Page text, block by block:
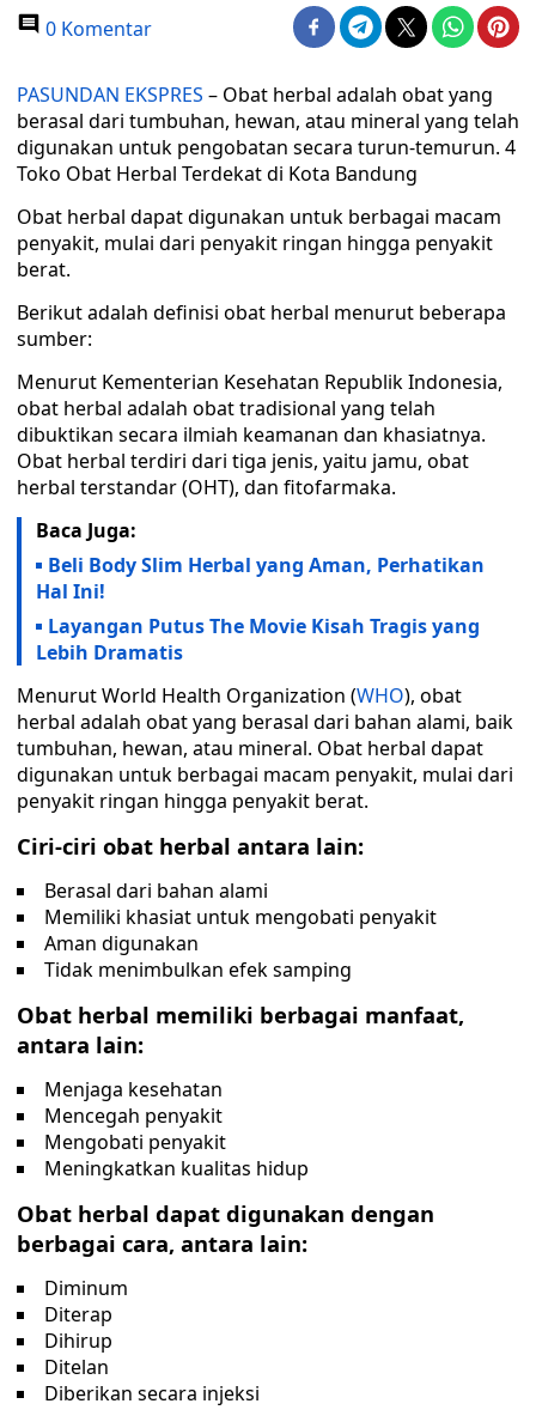
0 Komentar
PASUNDAN EKSPRES – Obat herbal adalah obat yang
berasal dari tumbuhan, hewan, atau mineral yang telah
digunakan untuk pengobatan secara turun-temurun. 4
Toko Obat Herbal Terdekat di Kota Bandung
Obat herbal dapat digunakan untuk berbagai macam
penyakit, mulai dari penyakit ringan hingga penyakit
berat.
Berikut adalah definisi obat herbal menurut beberapa
sumber:
Menurut Kementerian Kesehatan Republik Indonesia,
obat herbal adalah obat tradisional yang telah
dibuktikan secara ilmiah keamanan dan khasiatnya.
Obat herbal terdiri dari tiga jenis, yaitu jamu, obat
herbal terstandar (OHT), dan fitofarmaka.
Baca Juga:
Beli Body Slim Herbal yang Aman, Perhatikan
Hal Ini!
Layangan Putus The Movie Kisah Tragis yang
Lebih Dramatis
Menurut World Health Organization (WHO), obat
herbal adalah obat yang berasal dari bahan alami, baik
tumbuhan, hewan, atau mineral. Obat herbal dapat
digunakan untuk berbagai macam penyakit, mulai dari
penyakit ringan hingga penyakit berat.
Ciri-ciri obat herbal antara lain:
Berasal dari bahan alami
Memiliki khasiat untuk mengobati penyakit
Aman digunakan
Tidak menimbulkan efek samping
Obat herbal memiliki berbagai manfaat,
antara lain:
Menjaga kesehatan
Mencegah penyakit
Mengobati penyakit
Meningkatkan kualitas hidup
Obat herbal dapat digunakan dengan
berbagai cara, antara lain:
Diminum
Diterap
Dihirup
Ditelan
Diberikan secara injeksi